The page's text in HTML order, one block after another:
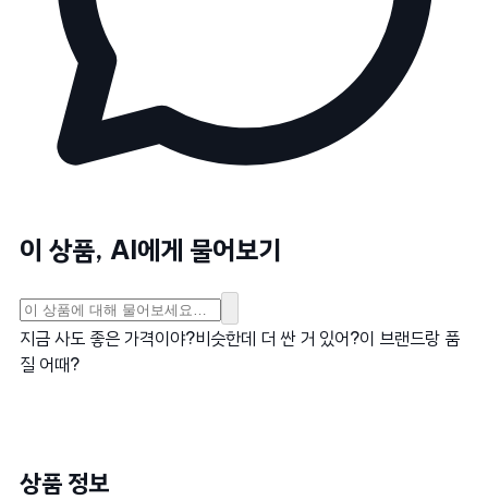
이 상품, AI에게 물어보기
지금 사도 좋은 가격이야?비슷한데 더 싼 거 있어?이 브랜드랑 품
질 어때?
상품 정보